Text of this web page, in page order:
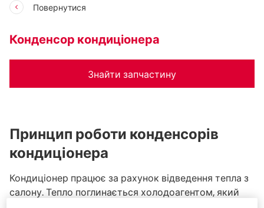
Повернутися
Конденсор кондиціонера
Знайти запчастину
Принцип роботи конденсорів
кондиціонера
Кондиціонер працює за рахунок відведення тепла з
салону. Тепло поглинається холодоагентом, який